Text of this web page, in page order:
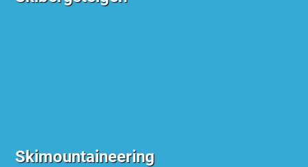
Skimountaineering